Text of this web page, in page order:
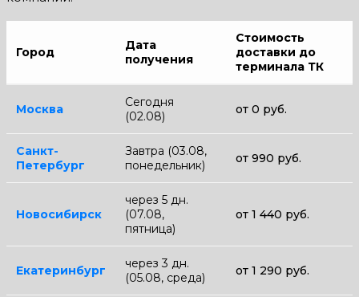
Город
Дата
получения
Стоимость
доставки до
терминала ТК
Москва
Сегодня
(02.08)
от 0 руб.
Санкт-
Петербург
Завтра (03.08,
понедельник)
от 990 руб.
Новосибирск
через 5 дн.
(07.08,
пятница)
от 1 440 руб.
Екатеринбург
через 3 дн.
(05.08, среда)
от 1 290 руб.